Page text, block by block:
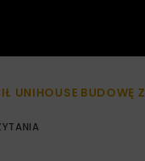
UNIHOUSE